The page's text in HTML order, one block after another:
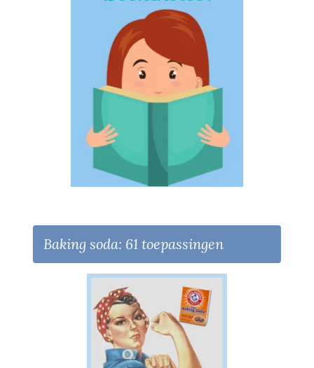
Baking soda: 61 toepassingen